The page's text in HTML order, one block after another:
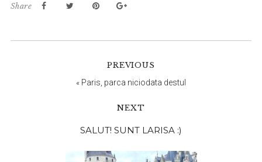
Share
PREVIOUS
« Paris, parca niciodata destul
NEXT
principală
SALUT! SUNT LARISA :)